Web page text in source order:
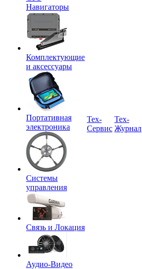
Навигаторы
Комплектующие
и аксессуары
Портативная
электроника
Системы
управления
Связь и Локация
Аудио-Видео
Tex-
Сервис
Тех-
Журнал